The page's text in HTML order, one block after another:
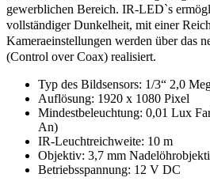
gewerblichen Bereich. IR-LED`s
vollständiger Dunkelheit, mit einer
Kameraeinstellungen werden über das
(Control over Coax) realisiert.
Typ des Bildsensors: 1/3“ 2,0
Auflösung: 1920 x 1080 Pixel
Mindestbeleuchtung: 0,01 Lux
An)
IR-Leuchtreichweite: 10 m
Objektiv: 3,7 mm
Betriebsspannung: 12 V DC